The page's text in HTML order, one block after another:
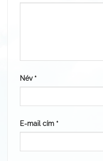
Név *
E-mail cím *